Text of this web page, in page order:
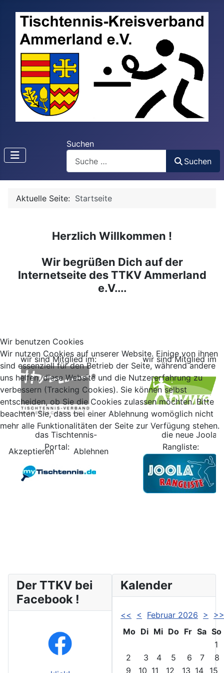
Suchen
Suchen
Aktuelle Seite: Startseite
Herzlich Willkommen !
Wir begrüßen Dich auf der
Internetseite des TTKV Ammerland
e.V....
wir sind Mitglied im: wir sind Mitglied im:
das Tischtennis-
Portal:
die neue Joola
Rangliste:
Der TTKV bei
Facebook !
Kalender
<< < Februar 2026 >
>>
Mo Di Mi Do Fr Sa So
1
2
3 4 5 6 7
8
9
10 11 12 13 14 15
Wir benutzen Cookies
Wir nutzen Cookies auf unserer Website. Einige von ihnen
sind essenziell für den Betrieb der Seite, während andere
uns helfen, diese Website und die Nutzererfahrung zu
verbessern (Tracking Cookies). Sie können selbst
entscheiden, ob Sie die Cookies zulassen möchten. Bitte
beachten Sie, dass bei einer Ablehnung womöglich nicht
mehr alle Funktionalitäten der Seite zur Verfügung stehen.
Akzeptieren Ablehnen